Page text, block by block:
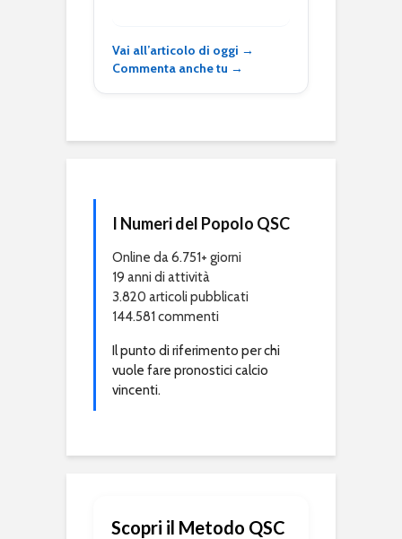
Vai all’articolo di oggi →
Commenta anche tu →
I Numeri del Popolo QSC
Online da 6.751+ giorni
19 anni di attività
3.820 articoli pubblicati
144.581 commenti
Il punto di riferimento per chi
vuole fare pronostici calcio
vincenti.
Scopri il Metodo QSC